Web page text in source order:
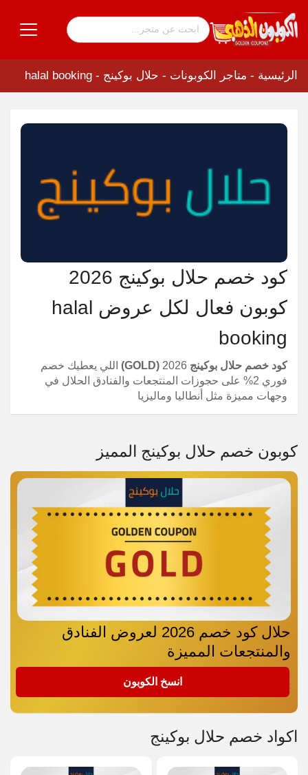
الرئيسية - متاجر الكوبونات - حلال بوكينج - halal booking
كود خصم حلال بوكينج 2026
كوبون فعال لكل عروض halal
booking
كود خصم حلال بوكينج (GOLD)
اللي يعطيك خصم
فوري 2% على حجوزات المنتجعات والفنادق الحلال في
وجهات مميزة مثل أنطاليا وماليزيا
كوبون خصم حلال بوكينج المميز
حلال كود خصم 2026 لعروض الفنادق
والمنتجعات المميزة
انسخ الكوبون
اكواد خصم حلال بوكينج